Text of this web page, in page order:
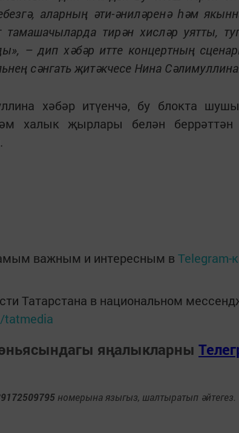
аларның әти-әниләренә һәм
тамашачыларда тирән хисләр уятты,
– дип хәбәр итте концертның
сәнгать җитәкчесе Нина
хәбәр итүенчә, бу блокта
халык җырлары белән
важным и интересным в Telegram-
Татарстана в национальном
tatmedia
яңалыкларны
номерына языгыз, шалтыратып әйтегез.